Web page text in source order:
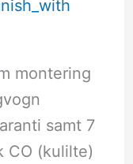
montering
samt 7
(kulilte)